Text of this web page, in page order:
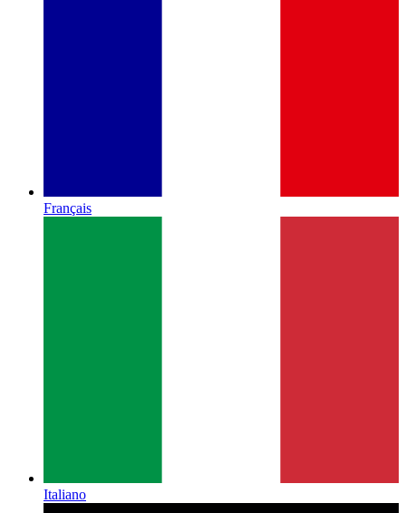
Français
Italiano